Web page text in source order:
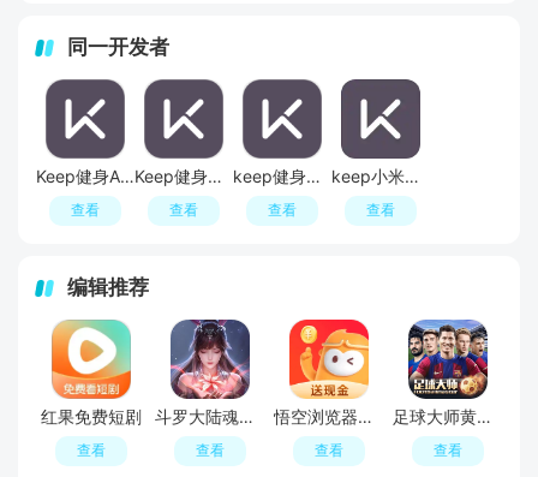
同一开发者
Keep健身APP官方最新版
查看
Keep健身社区专业版
查看
keep健身安卓版
查看
keep小米手表版app提取版
查看
编辑推荐
红果免费短剧
查看
斗罗大陆魂师对决官服
查看
悟空浏览器免费追剧APP官方版
查看
足球大师黄金一代手游
查看